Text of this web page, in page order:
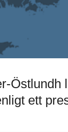
ett